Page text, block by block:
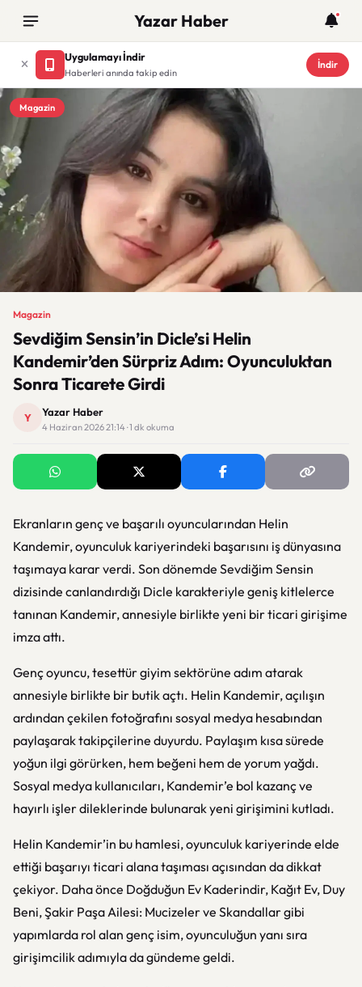
Yazar Haber
Uygulamayı İndir
Haberleri anında takip edin
İndir
Magazin
Magazin
Sevdiğim Sensin’in Dicle’si Helin
Kandemir’den Sürpriz Adım: Oyunculuktan
Sonra Ticarete Girdi
Y Yazar Haber
4 Haziran 2026 21:14 · 1 dk okuma
Ekranların genç ve başarılı oyuncularından Helin
Kandemir, oyunculuk kariyerindeki başarısını iş dünyasına
taşımaya karar verdi. Son dönemde Sevdiğim Sensin
dizisinde canlandırdığı Dicle karakteriyle geniş kitlelerce
tanınan Kandemir, annesiyle birlikte yeni bir ticari girişime
imza attı.
Genç oyuncu, tesettür giyim sektörüne adım atarak
annesiyle birlikte bir butik açtı. Helin Kandemir, açılışın
ardından çekilen fotoğrafını sosyal medya hesabından
paylaşarak takipçilerine duyurdu. Paylaşım kısa sürede
yoğun ilgi görürken, hem beğeni hem de yorum yağdı.
Sosyal medya kullanıcıları, Kandemir’e bol kazanç ve
hayırlı işler dileklerinde bulunarak yeni girişimini kutladı.
Helin Kandemir’in bu hamlesi, oyunculuk kariyerinde elde
ettiği başarıyı ticari alana taşıması açısından da dikkat
çekiyor. Daha önce Doğduğun Ev Kaderindir, Kağıt Ev, Duy
Beni, Şakir Paşa Ailesi: Mucizeler ve Skandallar gibi
yapımlarda rol alan genç isim, oyunculuğun yanı sıra
girişimcilik adımıyla da gündeme geldi.